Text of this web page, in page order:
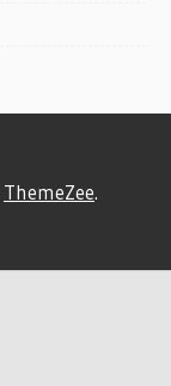
ThemeZee.